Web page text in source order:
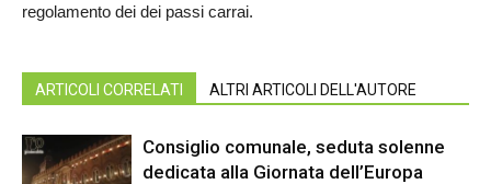
regolamento dei dei passi carrai.
ARTICOLI CORRELATI ALTRI ARTICOLI DELL'AUTORE
Consiglio comunale, seduta solenne
dedicata alla Giornata dell’Europa